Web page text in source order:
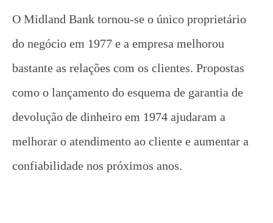
O Midland Bank tornou-se o único proprietário
do negócio em 1977 e a empresa melhorou
bastante as relações com os clientes. Propostas
como o lançamento do esquema de garantia de
devolução de dinheiro em 1974 ajudaram a
melhorar o atendimento ao cliente e aumentar a
confiabilidade nos próximos anos.